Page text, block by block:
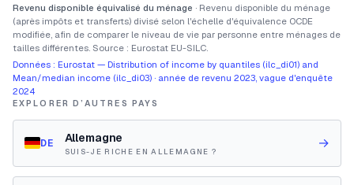
Revenu disponible équivalisé du ménage · Revenu disponible du ménage
(après impôts et transferts) divisé selon l'échelle d'équivalence OCDE
modifiée, afin de comparer le niveau de vie par personne entre ménages de
tailles différentes. Source : Eurostat EU-SILC.
Données : Eurostat — Distribution of income by quantiles (ilc_di01) and
Mean/median income (ilc_di03) · année de revenu 2023, vague d'enquête
2024
EXPLORER D’AUTRES PAYS
DE Allemagne
SUIS-JE RICHE EN ALLEMAGNE ? →